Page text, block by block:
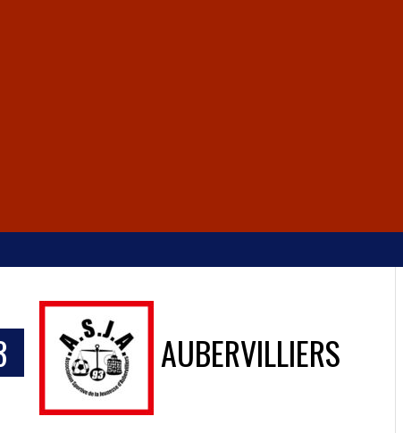
AUBERVILLIERS